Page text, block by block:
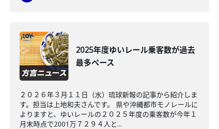
2025年度ゆいレール乗客数が過去
最多ペース
２０２６年３月１１日（水）琉球新報の記事から紹介しま
す。担当は上地和夫さんです。 県や沖縄都市モノレールに
よりますと、ゆいレールの２０２５年度の乗客数が今年１
月末時点で2001万７２９４人と...